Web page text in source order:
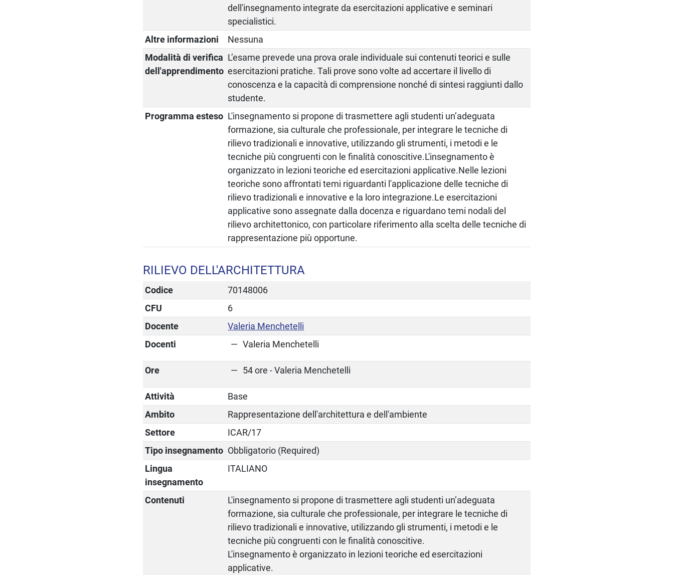
dell'insegnamento integrate da esercitazioni applicative e seminari
specialistici.
Altre informazioni
Nessuna
Modalità di verifica
dell'apprendimento
L’esame prevede una prova orale individuale sui contenuti teorici e sulle
esercitazioni pratiche. Tali prove sono volte ad accertare il livello di
conoscenza e la capacità di comprensione nonché di sintesi raggiunti dallo
studente.
Programma esteso L'insegnamento si propone di trasmettere agli studenti un’adeguata
formazione, sia culturale che professionale, per integrare le tecniche di
rilievo tradizionali e innovative, utilizzando gli strumenti, i metodi e le
tecniche più congruenti con le finalità conoscitive.L'insegnamento è
organizzato in lezioni teoriche ed esercitazioni applicative.Nelle lezioni
teoriche sono affrontati temi riguardanti l'applicazione delle tecniche di
rilievo tradizionali e innovative e la loro integrazione.Le esercitazioni
applicative sono assegnate dalla docenza e riguardano temi nodali del
rilievo architettonico, con particolare riferimento alla scelta delle tecniche di
rappresentazione più opportune.
RILIEVO DELL'ARCHITETTURA
Codice
70148006
CFU
6
Docente
Valeria Menchetelli
Docenti
Valeria Menchetelli
Ore 54 ore - Valeria Menchetelli
Attività
Base
Ambito
Rappresentazione dell'architettura e dell'ambiente
Settore
ICAR/17
Tipo insegnamento Obbligatorio (Required)
Lingua
insegnamento
ITALIANO
Contenuti
L'insegnamento si propone di trasmettere agli studenti un’adeguata
formazione, sia culturale che professionale, per integrare le tecniche di
rilievo tradizionali e innovative, utilizzando gli strumenti, i metodi e le
tecniche più congruenti con le finalità conoscitive.
L'insegnamento è organizzato in lezioni teoriche ed esercitazioni
applicative.